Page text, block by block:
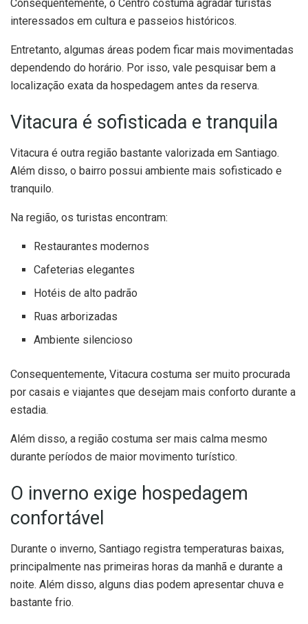
Consequentemente, o Centro costuma agradar turistas
interessados em cultura e passeios históricos.
Entretanto, algumas áreas podem ficar mais movimentadas
dependendo do horário. Por isso, vale pesquisar bem a
localização exata da hospedagem antes da reserva.
Vitacura é sofisticada e tranquila
Vitacura é outra região bastante valorizada em Santiago.
Além disso, o bairro possui ambiente mais sofisticado e
tranquilo.
Na região, os turistas encontram:
Restaurantes modernos
Cafeterias elegantes
Hotéis de alto padrão
Ruas arborizadas
Ambiente silencioso
Consequentemente, Vitacura costuma ser muito procurada
por casais e viajantes que desejam mais conforto durante a
estadia.
Além disso, a região costuma ser mais calma mesmo
durante períodos de maior movimento turístico.
O inverno exige hospedagem
confortável
Durante o inverno, Santiago registra temperaturas baixas,
principalmente nas primeiras horas da manhã e durante a
noite. Além disso, alguns dias podem apresentar chuva e
bastante frio.